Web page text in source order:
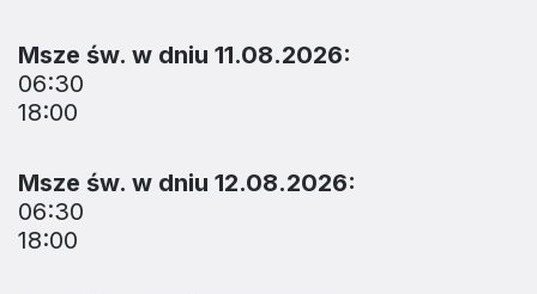
Msze św. w dniu 11.08.2026:
06:30
18:00
Msze św. w dniu 12.08.2026:
06:30
18:00